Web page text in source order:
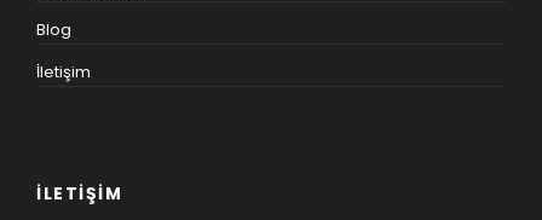
Blog
İletişim
İLETİŞİM